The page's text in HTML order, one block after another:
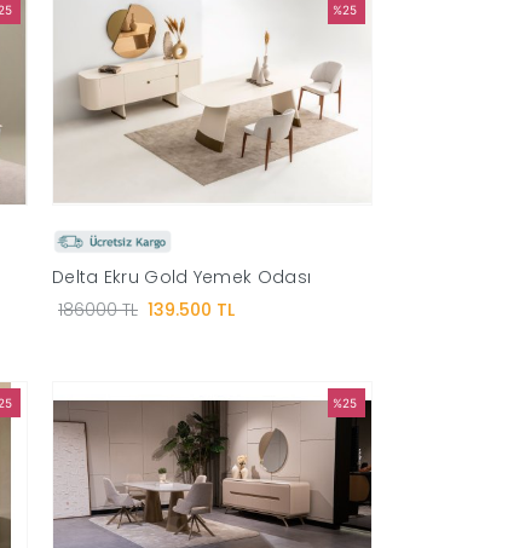
%25
Delta Ekru Gold Yemek Odası
186000 TL 139.500 TL
%25